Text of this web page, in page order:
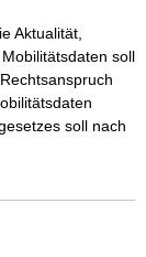
Aktualität,
soll
soll nach